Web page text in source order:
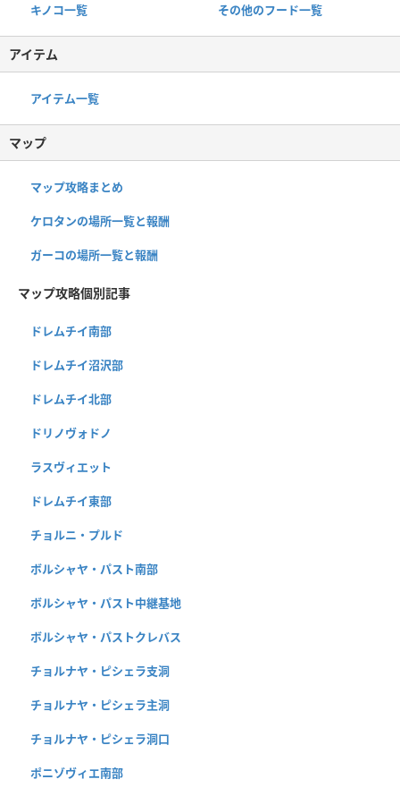
キノコ一覧 その他のフード一覧
アイテム
アイテム一覧
マップ
マップ攻略まとめ
ケロタンの場所一覧と報酬
ガーコの場所一覧と報酬
マップ攻略個別記事
ドレムチイ南部
ドレムチイ沼沢部
ドレムチイ北部
ドリノヴォドノ
ラスヴィエット
ドレムチイ東部
チョルニ・プルド
ボルシャヤ・パスト南部
ボルシャヤ・パスト中継基地
ボルシャヤ・パストクレバス
チョルナヤ・ピシェラ支洞
チョルナヤ・ピシェラ主洞
チョルナヤ・ピシェラ洞口
ポニゾヴィエ南部